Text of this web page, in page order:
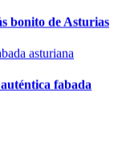
bonito de Asturias
fabada